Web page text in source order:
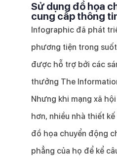
Sử dụng đồ họa
cung cấp thông
Infographic đã phát
phương tiện trong
được hỗ trợ bởi các
thưởng The
Nhưng khi mạng xã
hơn, nhiều nhà thiết
đồ họa chuyển động
phẳng của họ để kể